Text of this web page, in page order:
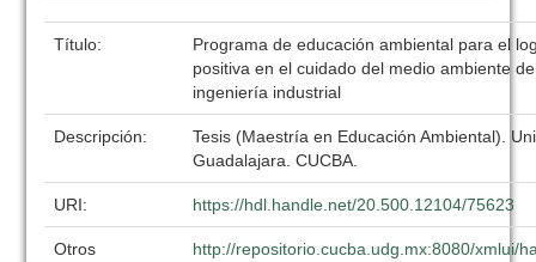
Título:
Programa de educación ambiental para el
positiva en el cuidado del medio ambiente
ingeniería industrial
Descripción:
Tesis (Maestría en Educación Ambiental).
Guadalajara. CUCBA.
URI: https://hdl.handle.net/20.500.12104/75623
Otros
http://repositorio.cucba.udg.mx:8080/xmlui/